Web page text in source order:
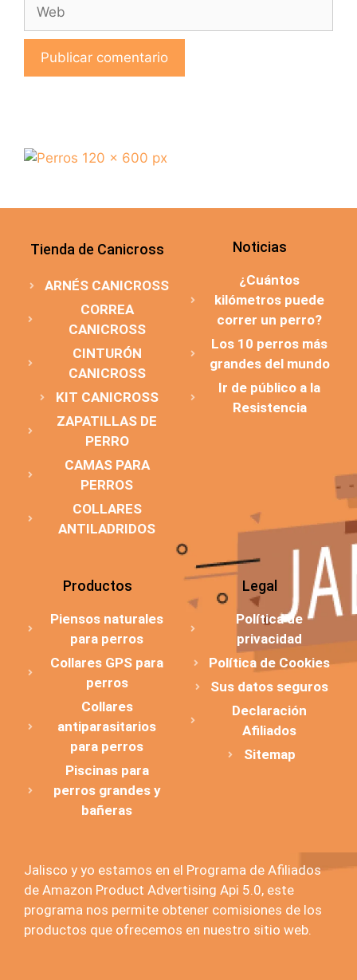
Tienda de Canicross
ARNÉS CANICROSS
CORREA
CANICROSS
CINTURÓN
CANICROSS
KIT CANICROSS
ZAPATILLAS DE
PERRO
CAMAS PARA
PERROS
COLLARES
ANTILADRIDOS
Noticias
¿Cuántos
kilómetros puede
correr un perro?
Los 10 perros más
grandes del mundo
Ir de público a la
Resistencia
Productos
Piensos naturales
para perros
Collares GPS para
perros
Collares
antiparasitarios
para perros
Piscinas para
perros grandes y
bañeras
Legal
Política de
privacidad
Política de Cookies
Sus datos seguros
Declaración
Afiliados
Sitemap
Jalisco y yo estamos en el Programa de Afiliados
de Amazon Product Advertising Api 5.0, este
programa nos permite obtener comisiones de los
productos que ofrecemos en nuestro sitio web.